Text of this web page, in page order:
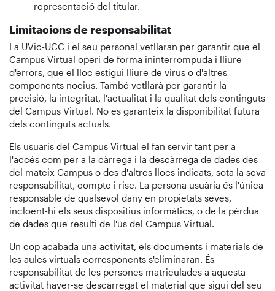
representació del titular.
Limitacions de responsabilitat
La UVic-UCC i el seu personal vetllaran per garantir que el
Campus Virtual operi de forma ininterrompuda i lliure
d'errors, que el lloc estigui lliure de virus o d'altres
components nocius. També vetllarà per garantir la
precisió, la integritat, l'actualitat i la qualitat dels continguts
del Campus Virtual. No es garanteix la disponibilitat futura
dels continguts actuals.
Els usuaris del Campus Virtual el fan servir tant per a
l'accés com per a la càrrega i la descàrrega de dades des
del mateix Campus o des d'altres llocs indicats, sota la seva
responsabilitat, compte i risc. La persona usuària és l'única
responsable de qualsevol dany en propietats seves,
incloent-hi els seus dispositius informàtics, o de la pèrdua
de dades que resulti de l'ús del Campus Virtual.
Un cop acabada una activitat, els documents i materials de
les aules virtuals corresponents s'eliminaran. És
responsabilitat de les persones matriculades a aquesta
activitat haver-se descarregat el material que sigui del seu